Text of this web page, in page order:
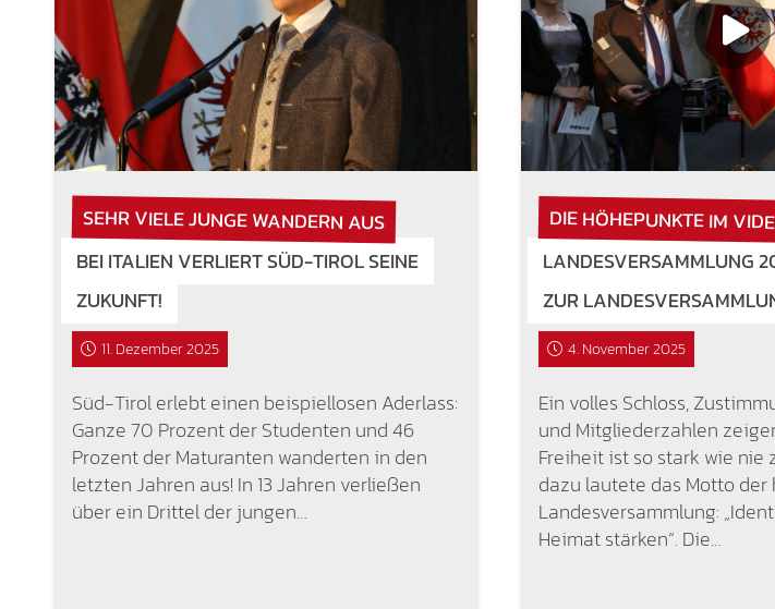
SEHR VIELE JUNGE WANDERN AUS
BEI ITALIEN VERLIERT SÜD-TIROL SEINE
ZUKUNFT!
11. Dezember 2025
Süd-Tirol erlebt einen beispiellosen Aderlass:
Ganze 70 Prozent der Studenten und 46
Prozent der Maturanten wanderten in den
letzten Jahren aus! In 13 Jahren verließen
über ein Drittel der jungen…
DIE HÖHEPUNKTE IM
LANDESVERSAMMLUNG
ZUR
4. November 2025
Ein volles Schloss,
und Mitgliederzahlen
Freiheit ist so stark wie nie
dazu lautete das Motto der
Landesversammlung:
Heimat stärken“. Die…